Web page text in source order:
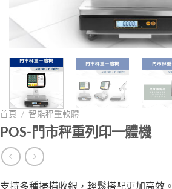
首頁 / 智能秤重軟體
POS-門市秤重列印一體機
支持多種掃描收銀，輕鬆搭配更加高效。